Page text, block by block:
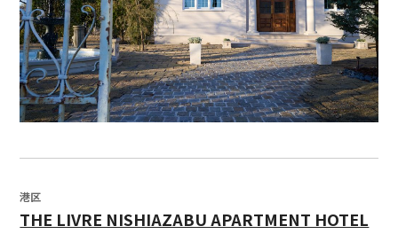
港区
THE LIVRE NISHIAZABU APARTMENT HOTEL